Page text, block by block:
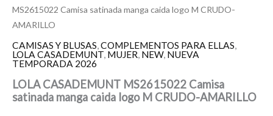
MS2615022 Camisa satinada manga caida logo M CRUDO-
AMARILLO
CAMISAS Y BLUSAS,COMPLEMENTOS PARA ELLAS,
LOLA CASADEMUNT, MUJER, NEW, NUEVA
TEMPORADA 2026
LOLA CASADEMUNT MS2615022 Camisa
satinada manga caida logo M CRUDO-AMARILLO